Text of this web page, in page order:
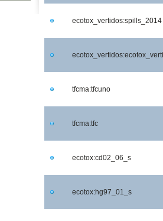
ecotox_vertidos:spills_2014
tfcma:tfcuno
tfcma:tfc
ecotox:cd02_06_s
ecotox:hg97_01_s